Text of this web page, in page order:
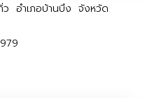
อำเภอบ้านบึง จังหวัด